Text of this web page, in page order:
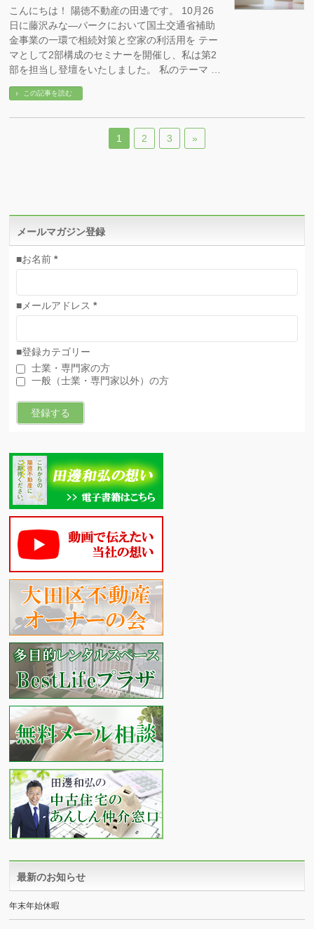
こんにちは！ 陽徳不動産の田邊です。 10月26
日に藤沢みな―パークにおいて国土交通省補助
金事業の一環で相続対策と空家の利活用を テー
マとして2部構成のセミナーを開催し、私は第2
部を担当し登壇をいたしました。 私のテーマ …
この記事を読む
1 2 3 »
メールマガジン登録
■お名前*
■メールアドレス*
■登録カテゴリー
士業・専門家の方
一般（士業・専門家以外）の方
最新のお知らせ
年末年始休暇